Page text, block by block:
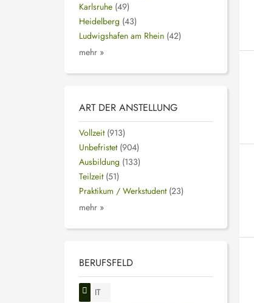
Karlsruhe (49)
Heidelberg (43)
Ludwigshafen am Rhein (42)
mehr »
ART DER ANSTELLUNG
Vollzeit (913)
Unbefristet (904)
Ausbildung (133)
Teilzeit (51)
Praktikum / Werkstudent (23)
mehr »
BERUFSFELD
IT